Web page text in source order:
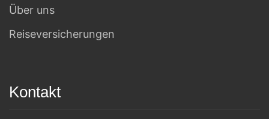
Über uns
Reiseversicherungen
Kontakt